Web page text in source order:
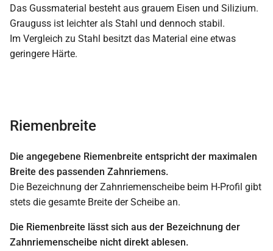
Das Gussmaterial besteht aus grauem Eisen und Silizium.
Grauguss ist leichter als Stahl und dennoch stabil.
Im Vergleich zu Stahl besitzt das Material eine etwas
geringere Härte.
Riemenbreite
Die angegebene Riemenbreite entspricht der maximalen
Breite des passenden Zahnriemens.
Die Bezeichnung der Zahnriemenscheibe beim H-Profil gibt
stets die gesamte Breite der Scheibe an.
Die Riemenbreite lässt sich aus der Bezeichnung der
Zahnriemenscheibe nicht direkt ablesen.